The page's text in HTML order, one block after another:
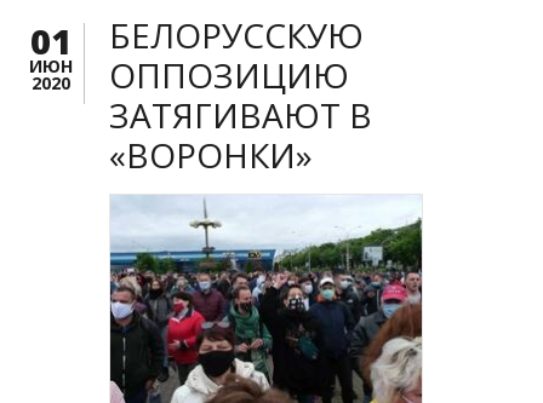
01
ИЮН
2020
БЕЛОРУССКУЮ
ОППОЗИЦИЮ
ЗАТЯГИВАЮТ В
«ВОРОНКИ»